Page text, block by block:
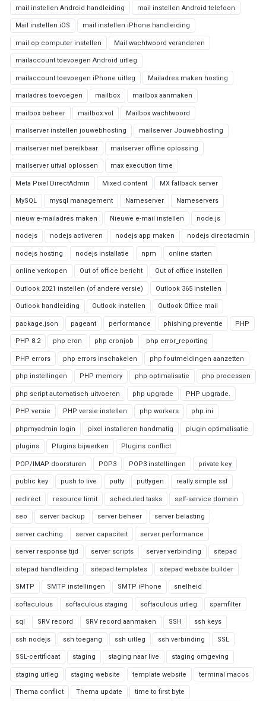
mail instellen Android handleiding mail instellen Android telefoon
Mail instellen iOS mail instellen iPhone handleiding
mail op computer instellen Mail wachtwoord veranderen
mailaccount toevoegen Android uitleg
mailaccount toevoegen iPhone uitleg Mailadres maken hosting
mailadres toevoegen mailbox mailbox aanmaken
mailbox beheer mailbox vol Mailbox wachtwoord
mailserver instellen jouwebhosting mailserver Jouwebhosting
mailserver niet bereikbaar mailserver offline oplossing
mailserver uitval oplossen max execution time
Meta Pixel DirectAdmin Mixed content MX fallback server
MySQL mysql management Nameserver Nameservers
nieuw e-mailadres maken Nieuwe e-mail instellen node.js
nodejs nodejs activeren nodejs app maken nodejs directadmin
nodejs hosting nodejs installatie npm online starten
online verkopen Out of office bericht Out of office instellen
Outlook 2021 instellen (of andere versie) Outlook 365 instellen
Outlook handleiding Outlook instellen Outlook Office mail
package.json pageant performance phishing preventie PHP
PHP 8.2 php cron php cronjob php error_reporting
PHP errors php errors inschakelen php foutmeldingen aanzetten
php instellingen PHP memory php optimalisatie php processen
php script automatisch uitvoeren php upgrade PHP upgrade.
PHP versie PHP versie instellen php workers php.ini
phpmyadmin login pixel installeren handmatig plugin optimalisatie
plugins Plugins bijwerken Plugins conflict
POP/IMAP doorsturen POP3 POP3 instellingen private key
public key push to live putty puttygen really simple ssl
redirect resource limit scheduled tasks self-service domein
seo server backup server beheer server belasting
server caching server capaciteit server performance
server response tijd server scripts server verbinding sitepad
sitepad handleiding sitepad templates sitepad website builder
SMTP SMTP instellingen SMTP iPhone snelheid
softaculous softaculous staging softaculous uitleg spamfilter
sql SRV record SRV record aanmaken SSH ssh keys
ssh nodejs ssh toegang ssh uitleg ssh verbinding SSL
SSL-certificaat staging staging naar live staging omgeving
staging uitleg staging website template website terminal macos
Thema conflict Thema update time to first byte